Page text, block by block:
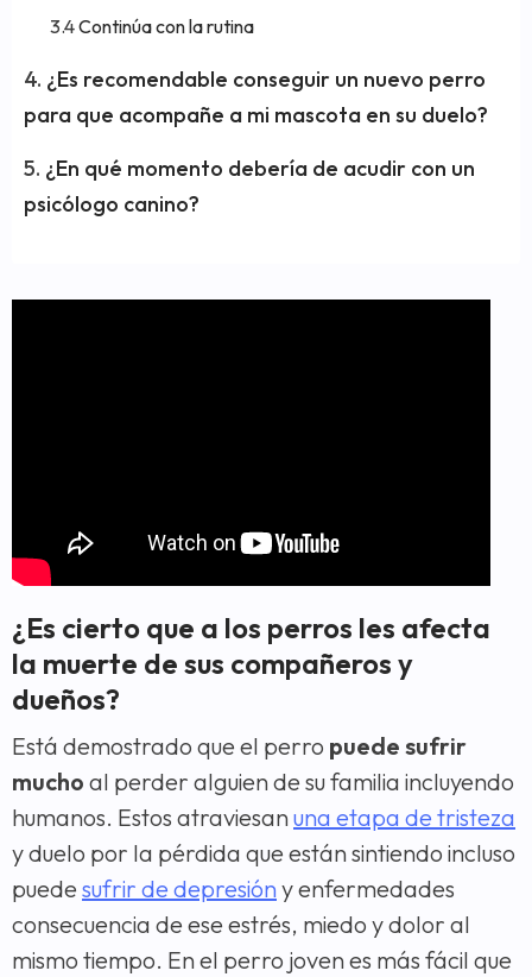
Continúa con la rutina
¿Es recomendable conseguir un nuevo perro
para que acompañe a mi mascota en su duelo?
¿En qué momento debería de acudir con un
psicólogo canino?
¿Es cierto que a los perros les afecta
la muerte de sus compañeros y
dueños?
Está demostrado que el perro puede sufrir
mucho al perder alguien de su familia incluyendo
humanos. Estos atraviesanuna etapa de tristeza
y duelo por la pérdida que están sintiendo incluso
puede sufrir de depresión y enfermedades
consecuencia de ese estrés, miedo y dolor al
mismo tiempo. En el perro joven es más fácil que